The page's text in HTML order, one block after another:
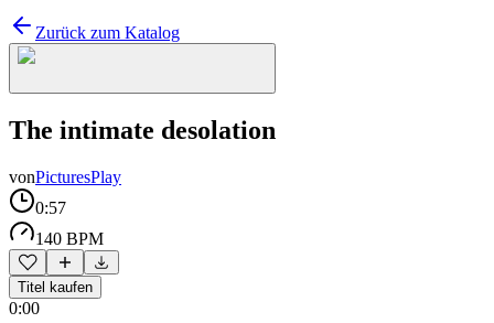
Zurück zum Katalog
The intimate desolation
vonPicturesPlay
0:57
140 BPM
Titel kaufen
0:00